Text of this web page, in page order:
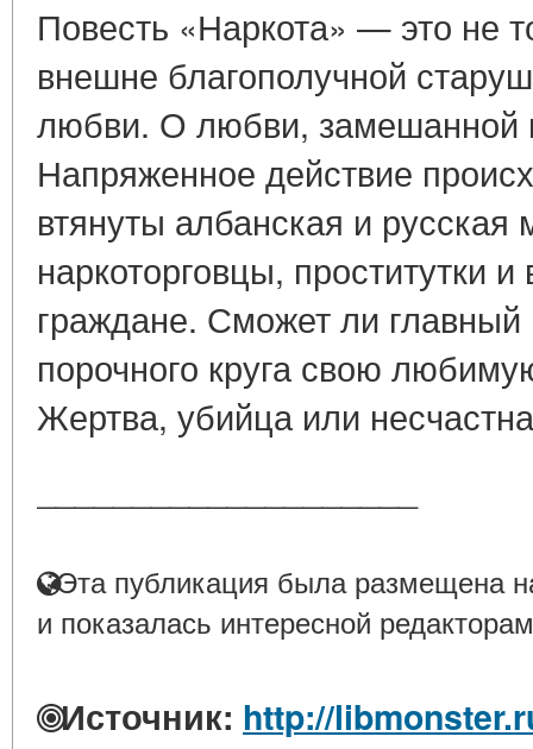
Повесть «Наркота» — это не
внешне благополучной
любви. О любви, замешанной
Напряженное действие
втянуты албанская и
наркоторговцы, проститутки
граждане. Сможет ли главный
порочного круга свою
Жертва, убийца или
Эта публикация была размещена
и показалась интересной
Источник: http://